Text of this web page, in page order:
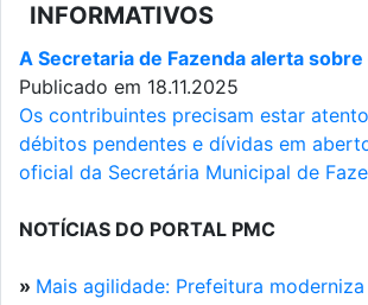
INFORMATIVOS
A Secretaria de Fazenda alerta sobre
Publicado em 18.11.2025
Os contribuintes precisam estar
débitos pendentes e dívidas em
oficial da Secretária Municipal de
NOTÍCIAS DO PORTAL PMC
» Mais agilidade: Prefeitura